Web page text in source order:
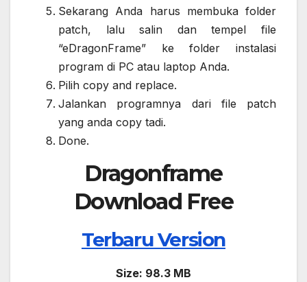
Sekarang Anda harus membuka folder
patch, lalu salin dan tempel file
“eDragonFrame” ke folder instalasi
program di PC atau laptop Anda.
Pilih copy and replace.
Jalankan programnya dari file patch
yang anda copy tadi.
Done.
Dragonframe
Download Free
Terbaru Version
Size: 98.3 MB